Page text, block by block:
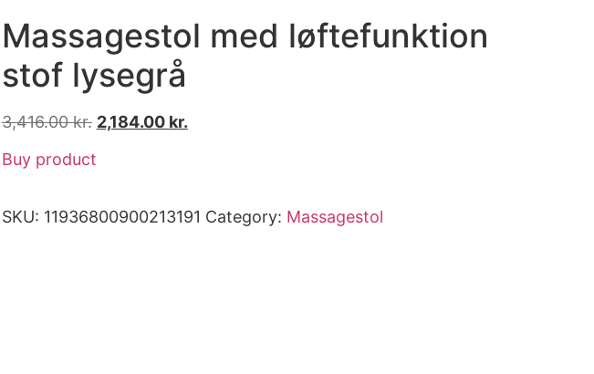
Massagestol med løftefunktion
stof lysegrå
3,416.00kr. 2,184.00 kr.
Buy product
SKU: 11936800900213191 Category: Massagestol